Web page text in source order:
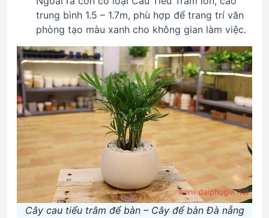
trung bình 1.5 – 1.7m, phù hợp để trang trí văn
phòng tạo màu xanh cho không gian làm việc.
Cây cau tiểu trâm để bàn – Cây để bàn Đà nẵng